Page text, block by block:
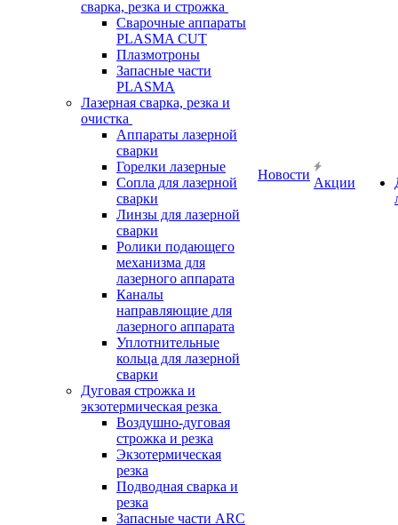
сварка, резка и строжка
Сварочные аппараты
PLASMA CUT
Плазмотроны
Запасные части
PLASMA
Лазерная сварка, резка и
очистка
Аппараты лазерной
сварки
Горелки лазерные
Сопла для лазерной
сварки
Линзы для лазерной
сварки
Ролики подающего
механизма для
лазерного аппарата
Каналы
направляющие для
лазерного аппарата
Уплотнительные
кольца для лазерной
сварки
Дуговая строжка и
экзотермическая резка
Воздушно-дуговая
строжка и резка
Экзотермическая
резка
Подводная сварка и
резка
Запасные части ARC
Новости
Акции